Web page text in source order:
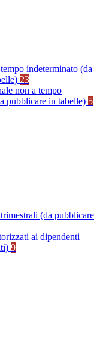
indeterminato (da
23
non a tempo
pubblicare in tabelle) 5
(da pubblicare
ai dipendenti
9